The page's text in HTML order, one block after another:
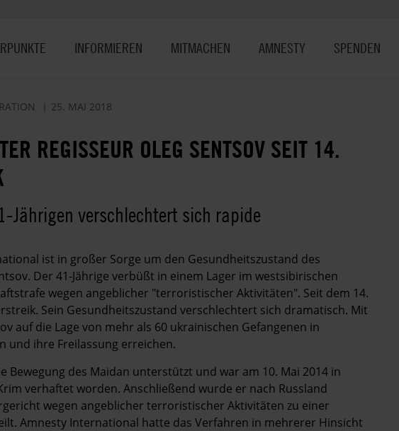
INFORMIEREN MITMACHEN AMNESTY SPENDEN
25. MAI 2018
REGISSEUR OLEG SENTSOV SEIT 14.
Jährigen verschlechtert sich rapide
ist in großer Sorge um den Gesundheitszustand des
Der 41-Jährige verbüßt in einem Lager im westsibirischen
wegen angeblicher "terroristischer Aktivitäten". Seit dem 14.
Sein Gesundheitszustand verschlechtert sich dramatisch. Mit
auf die Lage von mehr als 60 ukrainischen Gefangenen in
und ihre Freilassung erreichen.
Bewegung des Maidan unterstützt und war am 10. Mai 2014 in
verhaftet worden. Anschließend wurde er nach Russland
wegen angeblicher terroristischer Aktivitäten zu einer
Amnesty International hatte das Verfahren in mehrerer Hinsicht